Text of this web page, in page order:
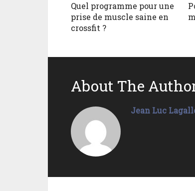
Quel programme pour une
prise de muscle saine en
crossfit ?
About The
Jean Luc